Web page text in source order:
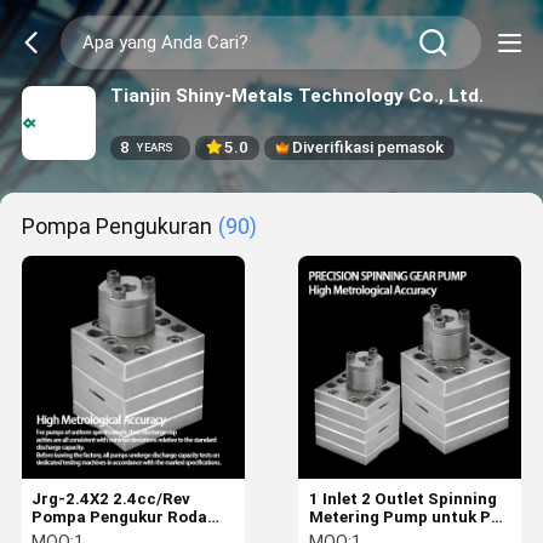
Tianjin Shiny-Metals Technology Co., Ltd.
8 YEARS 5.0 Diverifikasi pemasok
Pompa Pengukuran (90)
Jrg-2.4X2 2.4cc/Rev
Pompa Pengukur Roda
Gigi Pemintalan Serat
1 Inlet 2 Outlet Spinning
Metering Pump untuk Pet
Nylon Filament Spinning